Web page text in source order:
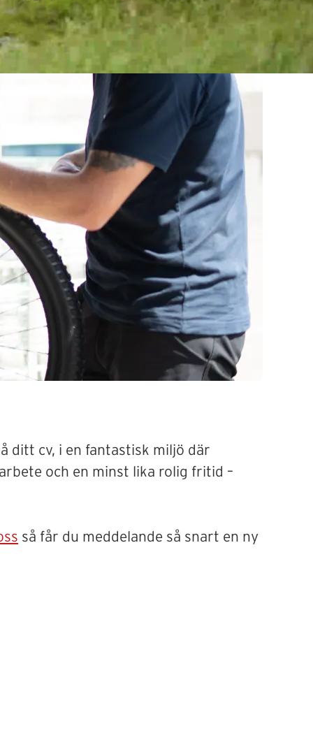
ditt cv, i en fantastisk miljö där
och en minst lika rolig fritid –
så får du meddelande så snart en ny